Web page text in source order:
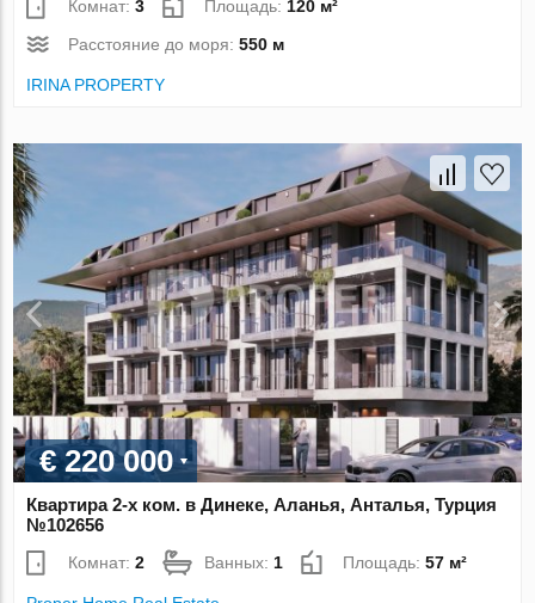
Комнат:3 Площадь: 120 м²
Расстояние до моря:550 м
IRINA PROPERTY
€ 220 000
Квартира 2-х ком. в Динеке, Аланья, Анталья, Турция
№102656
Комнат:2 Ванных: 1 Площадь:57 м²